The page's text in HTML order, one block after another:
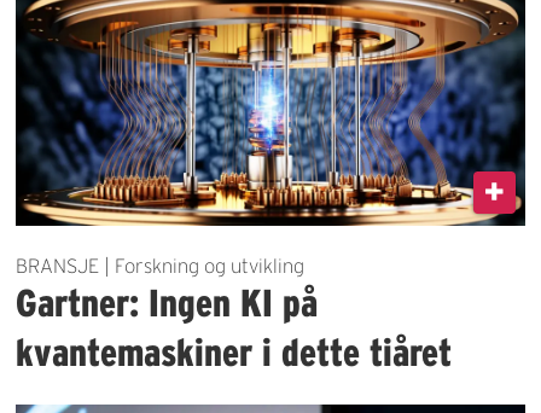
BRANSJE | Forskning og utvikling
Gartner: Ingen KI på
kvantemaskiner i dette tiåret